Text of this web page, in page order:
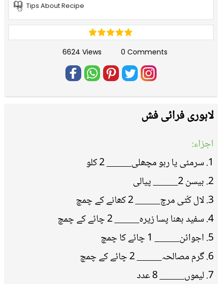
Tips About Recipe
6624 Views 0 Comments
لاہوری فرائی فش
اجزاء:
1. سرمئی یا رہو مچھلی_____ 2 کلو
2. بیسن 2_____ پیالی
3. لال کُٹی مرچ_____ 2 کھانے کے چمچ
4. سفید بھنا پسا زیرہ_____ 2 چائے کے چمچ
5. اجوائن_____ 1 چائے کا چمچ
6. گرم مصالحہ_____ 2 چائے کے چمچ
7. لیموں_____ 8 عدد